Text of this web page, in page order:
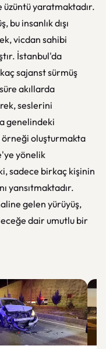
üzüntü yaratmaktadır.
bu insanlık dışı
vicdan sahibi
İstanbul'da
sajanst sürmüş
akıllarda
seslerini
genelindeki
örneği oluşturmakta
yönelik
sadece birkaç kişinin
yansıtmaktadır.
gelen yürüyüş,
dair umutlu bir